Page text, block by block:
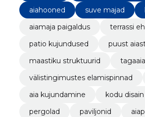
aiahooned
suve majad
aiamaja paigaldus
terrassi
patio kujundused
puust
maastiku struktuurid
välistingimustes elamispinnad
aia kujundamine
kodu disain
pergolad
paviljonid